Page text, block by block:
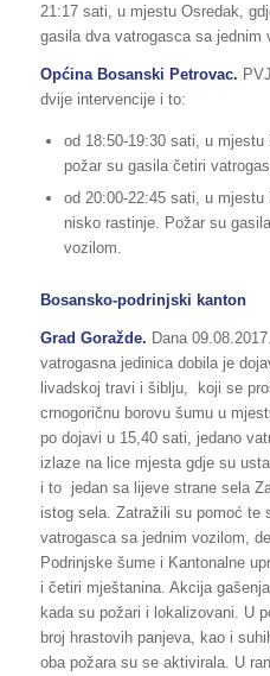
21:17 sati, u mjestu Osredak,
gasila dva vatrogasca sa jednim
Općina Bosanski Petrovac.
dvije intervencije i to:
od 18:50-19:30 sati, u mjestu
požar su gasila četiri
od 20:00-22:45 sati, u
nisko rastinje. Požar su
vozilom.
Bosansko-podrinjski kanton
Grad Goražde. Dana
vatrogasna jedinica dobila je
livadskoj travi i šiblju, koji se
crnogoričnu borovu šumu u
po dojavi u 15,40 sati, jedano
izlaze na lice mjesta gdje su
i to jedan sa lijeve strane sela
istog sela. Zatražili su pomoć te
vatrogasca sa jednim vozilom,
Podrinjske šume i Kantonalne
i četiri mještanina. Akcija
kada su požari i lokalizovani. U
broj hrastovih panjeva, kao i
oba požara su se aktivirala. U